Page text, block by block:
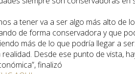
a tener va a ser algo más alto de lo
de forma conservadora y que
más de lo que podría llegar a ser.
Desde ese punto de vista,
finalizó